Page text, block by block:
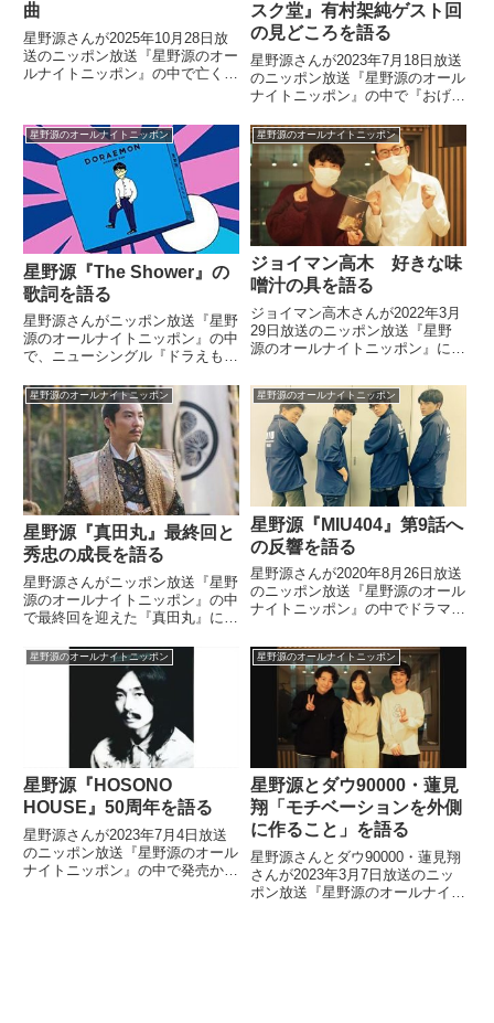
曲
星野源さんが2025年10月28日放
送のニッポン放送『星野源のオー
ルナイトニッポン』の中で亡くな
ていました。
スク堂』有村架純ゲスト回
の見どころを語る
星野源さんが2023年7月18日放送
のニッポン放送『星野源のオール
ナイトニッポン』の中で『おげん
んゲスト回の見どころについて話
していました。
星野源のオールナイトニッポン
星野源『The Shower』の
歌詞を語る
星野源さんがニッポン放送『星野
源のオールナイトニッポン』の中
で、ニューシングル『ドラえも
Shower』の歌詞について話して
いました。星野源『ドラえもん』
（星野源）そして、そのシングル
『ドラえもん』に入っているカ...
星野源のオールナイトニッポン
ジョイマン高木 好きな味
噌汁の具を語る
ジョイマン高木さんが2022年3月
29日放送のニッポン放送『星野
源のオールナイトニッポン』にゲ
いて話していました。
星野源のオールナイトニッポン
星野源『真田丸』最終回と
秀忠の成長を語る
星野源さんがニッポン放送『星野
源のオールナイトニッポン』の中
で最終回を迎えた『真田丸』につ
川秀忠について、三谷幸喜さんか
ら聞いた話などを交えながら話し
ていました。来週の秀忠?いよい
よ大阪冬の陣と夏の陣が迫って
星野源のオールナイトニッポン
星野源『MIU404』第9話へ
の反響を語る
星野源さんが2020年8月26日放送
のニッポン放送『星野源のオール
ナイトニッポン』の中でドラマ
ていました。MIU404放送まで、
３時間を切りました⚡「待ってて
よー！」#MIU404 #綾野剛 #星野
源 #...
星野源のオールナイトニッポン
星野源『HOSONO
HOUSE』50周年を語る
星野源さんが2023年7月4日放送
のニッポン放送『星野源のオール
ナイトニッポン』の中で発売から
星野源のオールナイトニッポン
星野源とダウ90000・蓮見
翔「モチベーションを外側
に作ること」を語る
星野源さんとダウ90000・蓮見翔
さんが2023年3月7日放送のニッ
ポン放送『星野源のオールナイト